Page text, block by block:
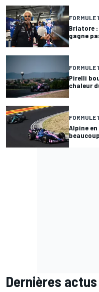
FORMULE 1
Briatore
gagne
FORMULE 1
Pirelli
chaleur
FORMULE 1
Alpine
Dernières actus